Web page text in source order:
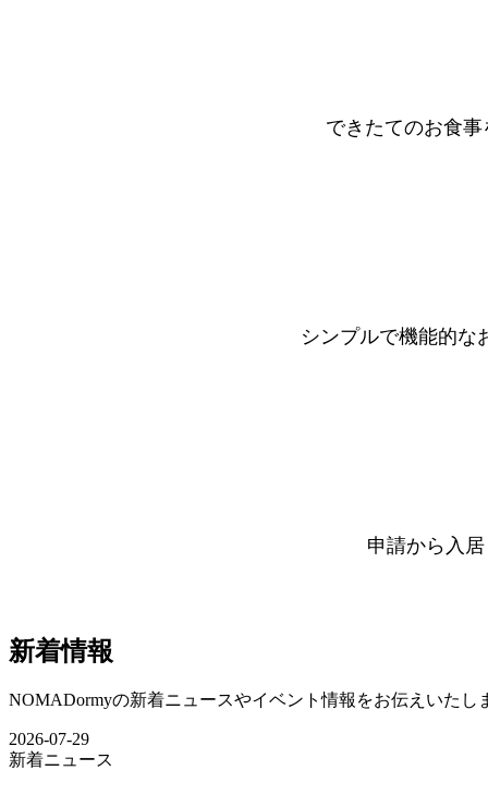
できたてのお食
シンプルで機能的な
申請から入
新着情報
NOMADormyの新着ニュースやイベント情報をお伝えいたし
2026-07-29
新着ニュース